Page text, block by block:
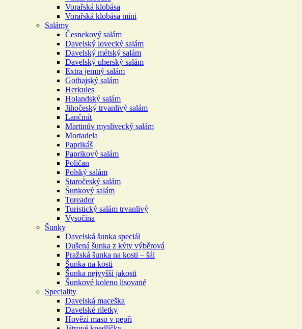
Vorařská klobása
Vorařská klobása mini
Salámy
Česnekový salám
Davelský lovecký salám
Davelský métský salám
Davelský uherský salám
Extra jemný salám
Gothajský salám
Herkules
Holandský salám
Jihočeský trvanlivý salám
Lančmít
Martinův myslivecký salám
Mortadela
Paprikáš
Paprikový salám
Poličan
Polský salám
Staročeský salám
Šunkový salám
Toreador
Turistický salám trvanlivý
Vysočina
Šunky
Davelská šunka speciál
Dušená šunka z kýty výběrová
Pražská šunka na kosti – šál
Šunka na kosti
Šunka nejvyšší jakosti
Šunkové koleno lisované
Speciality
Davelská maceška
Davelské riletky
Hovězí maso v pepři